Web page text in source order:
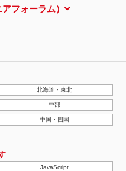
フォーラム）
北海道・東北
中部
中国・四国
JavaScript